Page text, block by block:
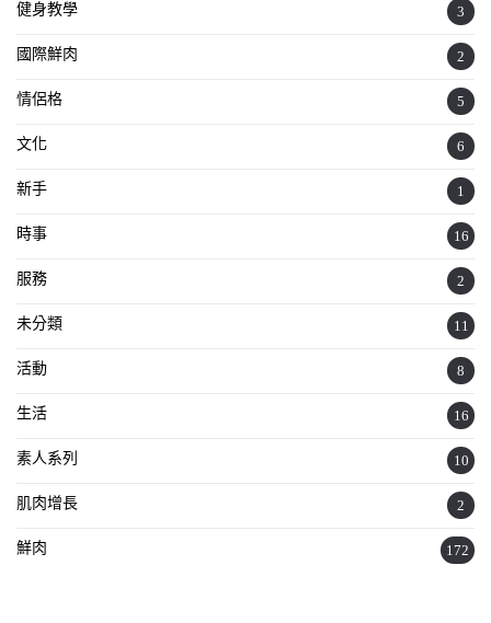
健身教學 3
國際鮮肉 2
情侶格 5
文化 6
新手 1
時事 16
服務 2
未分類 11
活動 8
生活 16
素人系列 10
肌肉增長 2
鮮肉 172